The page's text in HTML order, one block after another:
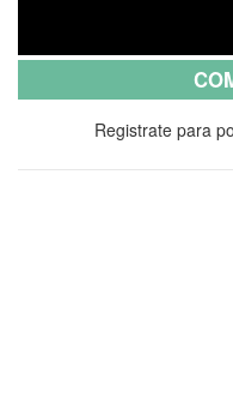
Registrate para